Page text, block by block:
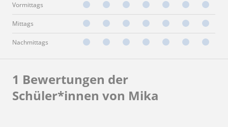
Vormittags
Mittags
Nachmittags
1 Bewertungen der
Schüler*innen von Mika